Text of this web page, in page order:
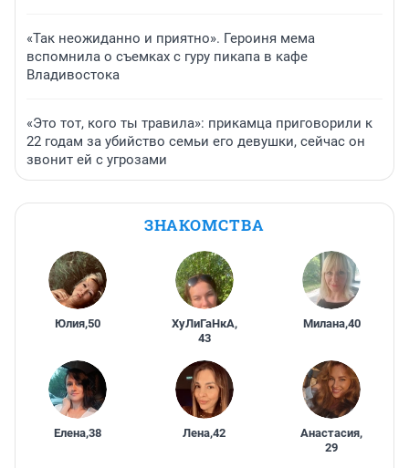
«Так неожиданно и приятно». Героиня мема
вспомнила о съемках с гуру пикапа в кафе
Владивостока
«Это тот, кого ты травила»: прикамца приговорили к
22 годам за убийство семьи его девушки, сейчас он
звонит ей с угрозами
ЗНАКОМСТВА
Юлия,50 ХуЛиГаНкА,
43
Милана,40
Елена,38 Лена,42 Анастасия,
29